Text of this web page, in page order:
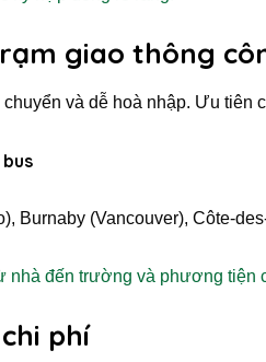
giao thông
và dễ hoà nhập. Ưu tiên
Burnaby (Vancouver), Côte-
nhà đến trường và phương tiện
phí